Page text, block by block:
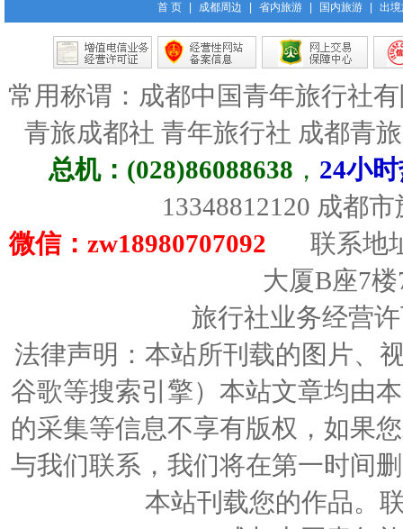
首 页 成都周边 省内旅游 国内旅游 出
常用称谓：成都中国青年旅行社
青旅成都社 青年旅行社 成都青
总机：(028)86088638 ， 24小
13348812120 成都
微信：zw18980707092
联系地
大厦B座7
旅行社业务经营
法律声明：本站所刊载的图片、
谷歌等搜索引擎）本站文章均由
的采集等信息不享有版权，如果
与我们联系，我们将在第一时间
本站刊载您的作品。